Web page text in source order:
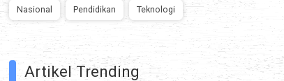
Nasional Pendidikan Teknologi
Artikel Trending